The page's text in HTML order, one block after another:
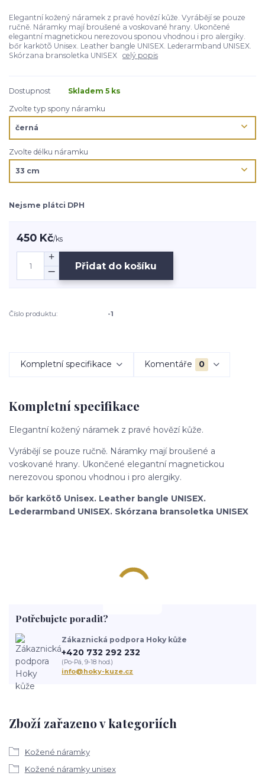
Elegantní kožený náramek z pravé hovězí kůže. Vyrábějí se pouze
ručně. Náramky mají broušené a voskované hrany. Ukončené
elegantní magnetickou nerezovou sponou vhodnou i pro alergiky.
bőr karkötõ Unisex. Leather bangle UNISEX. Lederarmband UNISEX.
Skórzana bransoletka UNISEX celý popis
Dostupnost
Skladem 5 ks
Zvolte typ spony náramku
Zvolte délku náramku
Nejsme plátci DPH
450 Kč/ks
Přidat do košíku
Číslo produktu: -1
Kompletní specifikace Komentáře 0
Kompletní specifikace
Elegantní kožený náramek z pravé hovězí kůže.
Vyrábějí se pouze ručně. Náramky mají broušené a
voskované hrany. Ukončené elegantní magnetickou
nerezovou sponou vhodnou i pro alergiky.
bőr karkötõ Unisex. Leather bangle UNISEX.
Lederarmband UNISEX. Skórzana bransoletka UNISEX
Zboží zařazeno v kategoriích
Kožené náramky
Kožené náramky unisex
Potřebujete poradit?
Zákaznická podpora Hoky kůže
+420 732 292 232
(Po-Pá, 9-18 hod.)
info@hoky-kuze.cz